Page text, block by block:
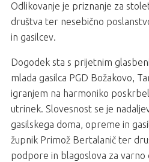
Odlikovanje je priznanje za
društva ter nesebično
in gasilcev.
Dogodek sta s prijetnim
mlada gasilca PGD Božakovo,
igranjem na harmoniko
utrinek. Slovesnost se je
gasilskega doma, opreme in
župnik Primož Bertalanič ter
podpore in blagoslova za